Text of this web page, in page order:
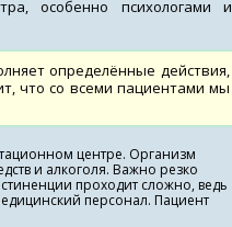
особенно психологами и
определённые действия,
что со всеми пациентами мы
центре. Организм
и алкоголя. Важно резко
проходит сложно, ведь
персонал. Пациент